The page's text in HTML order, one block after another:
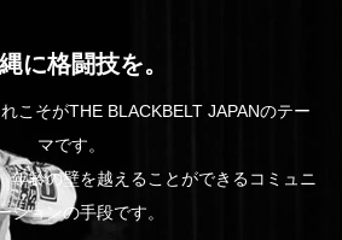
に格闘技を。
こそがTHE BLACKBELT JAPANのテー
マです。
年齢の壁を越えることができるコミュニ
ションの手段です。